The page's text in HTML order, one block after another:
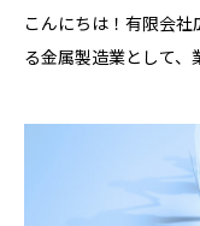
こんにちは！有限会
る金属製造業として、